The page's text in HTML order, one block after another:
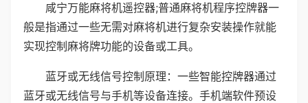
咸宁万能麻将机遥控器;普通麻将机程序控牌器一
般是指通过一些无需对麻将机进行复杂安装操作就能
实现控制麻将牌功能的设备或工具。
蓝牙或无线信号控制原理：一些智能控牌器通过
蓝牙或无线信号与手机等设备连接。手机端软件预设